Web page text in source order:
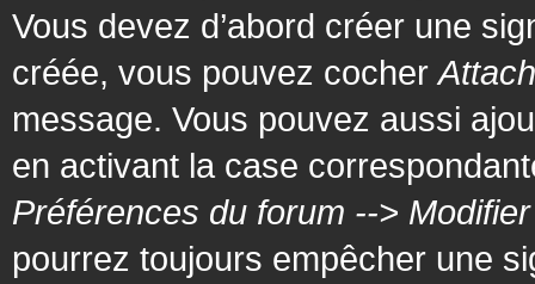
Vous devez d’abord créer une
créée, vous pouvez cocher
message. Vous pouvez aussi
en activant la case
Préférences du forum -->
pourrez toujours empêcher une